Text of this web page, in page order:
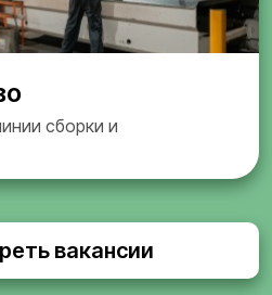
сборки и
вакансии